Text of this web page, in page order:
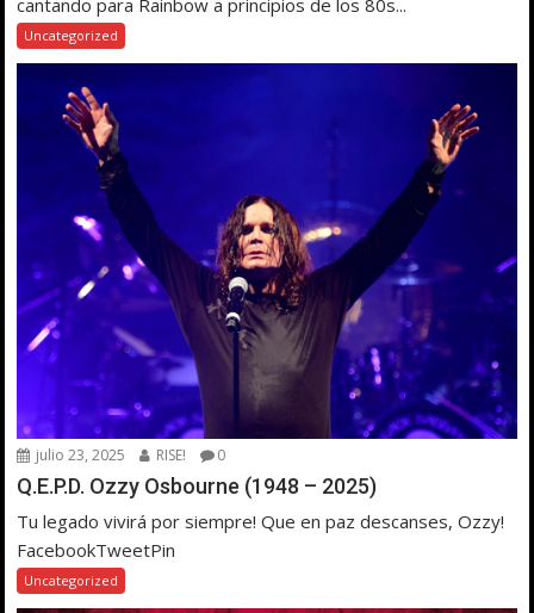
cantando para Rainbow a principios de los 80s...
Uncategorized
julio 23, 2025 RISE! 0
Q.E.P.D. Ozzy Osbourne (1948 – 2025)
Tu legado vivirá por siempre! Que en paz descanses, Ozzy!
FacebookTweetPin
Uncategorized